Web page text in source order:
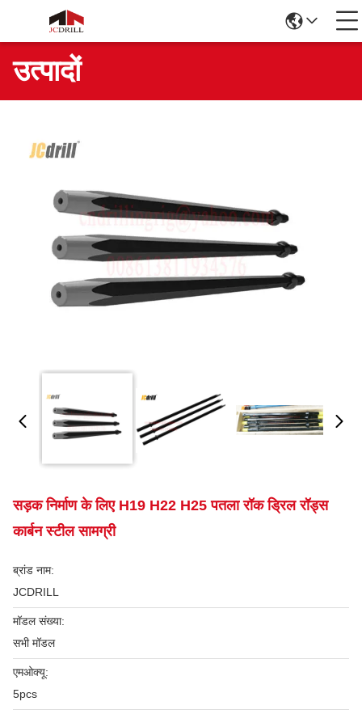
उत्पादों
सड़क निर्माण के लिए H19 H22 H25 पतला रॉक ड्रिल रॉड्स
कार्बन स्टील सामग्री
ब्रांड नाम:
JCDRILL
मॉडल संख्या:
सभी मॉडल
एमओक्यू:
5pcs